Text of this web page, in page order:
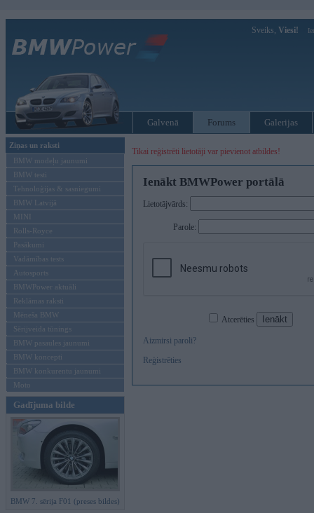
Sveiks, Viesi!
Galvenā Forums Galerijas
Ziņas un raksti
BMW modeļu jaunumi
BMW testi
Tehnoloģijas & sasniegumi
BMW Latvijā
MINI
Rolls-Royce
Pasākumi
Vadāmības tests
Autosports
BMWPower aktuāli
Reklāmas raksti
Mēneša BMW
Sērijveida tūnings
BMW pasaules jaunumi
BMW koncepti
BMW konkurentu jaunumi
Moto
Gadījuma bilde
BMW 7. sērija F01 (preses bildes)
Tikai reģistrēti lietotāji var pievienot atbildes!
Ienākt BMWPower portālā
Lietotājvārds:
Parole:
Atcerēties
Aizmirsi paroli?
Reģistrēties